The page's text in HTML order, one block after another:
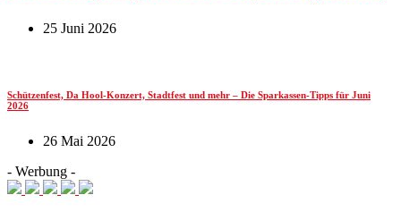
25 Juni 2026
Schützenfest, Da Hool-Konzert, Stadtfest und mehr – Die Sparkassen-Tipps für Juni
2026
26 Mai 2026
- Werbung -